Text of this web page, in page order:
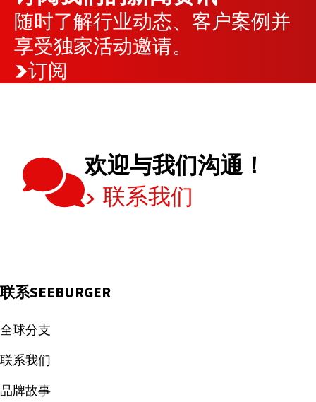
随时了解行业动态、客户案例并
享受独家活动邀请。
订阅
欢迎与我们沟通！
联系我们
联系SEEBURGER
全球分支
联系我们
品牌故事